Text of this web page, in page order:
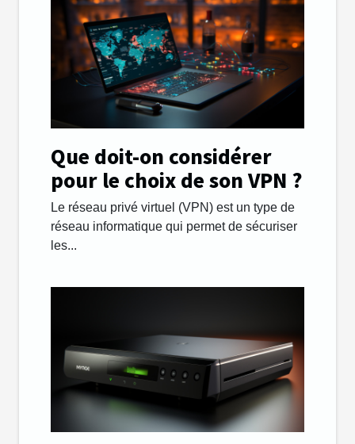
Que doit-on considérer
pour le choix de son VPN ?
Le réseau privé virtuel (VPN) est un type de
réseau informatique qui permet de sécuriser
les...